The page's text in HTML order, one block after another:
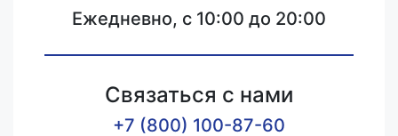
Ежедневно, с 10:00 до 20:00
Связаться с нами
+7 (800) 100-87-60